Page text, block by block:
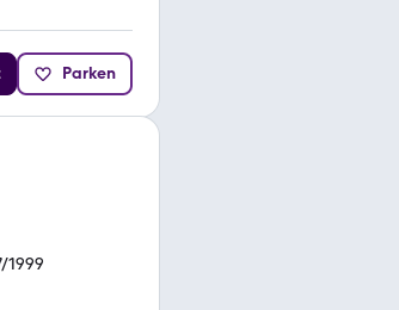
Parken
1999